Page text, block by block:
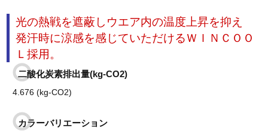
光の熱戦を遮蔽しウエア内の温度上昇を抑え
発汗時に涼感を感じていただけるＷＩＮＣＯＯ
Ｌ採用。
二酸化炭素排出量(kg-CO2)
4.676 (kg-CO2)
カラーバリエーション